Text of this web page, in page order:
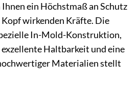
ein Höchstmaß an Schutz
wirkenden Kräfte. Die
In-Mold-Konstruktion,
Haltbarkeit und eine
Materialien stellt